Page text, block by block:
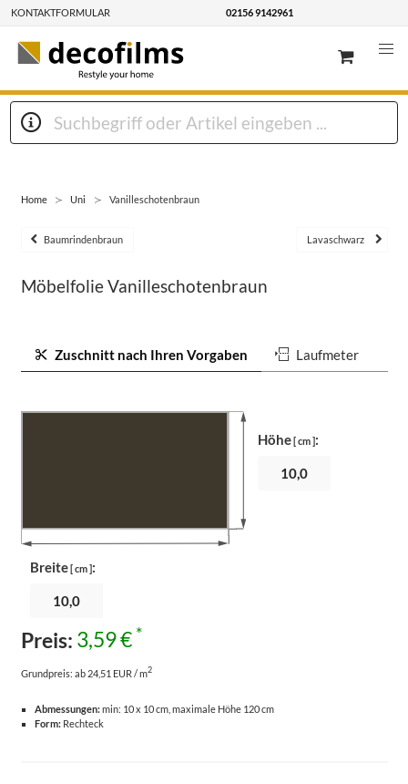
KONTAKTFORMULAR 02156 9142961
Home Uni Vanilleschotenbraun
Baumrindenbraun Lavaschwarz
Möbelfolie Vanilleschotenbraun
Zuschnitt nach Ihren Vorgaben Laufmeter
Breite[ cm ]:
Höhe[ cm ]:
Preis: 3,59 € *
Grundpreis: ab 24,51 EUR / m2
Abmessungen:min: 10 x 10 cm, maximale Höhe 120 cm
Form:Rechteck